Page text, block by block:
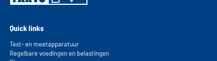
Quick links
Test- en meetapparatuur
Regelbare voedingen en belastingen